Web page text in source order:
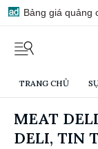
Bảng giá quảng
TRANG CHỦ
MEAT
DELI, TIN